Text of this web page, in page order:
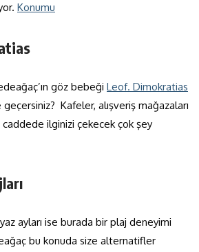
Konumu
göz bebeği Leof. Dimokratias
Kafeler, alışveriş mağazaları
caddede ilginizi çekecek çok şey
ayları ise burada bir plaj deneyimi
bu konuda size alternatifler